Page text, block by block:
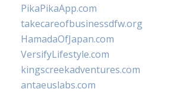
PikaPikaApp.com
takecareofbusinessdfw.org
HamadaOfJapan.com
VersifyLifestyle.com
kingscreekadventures.com
antaeuslabs.com